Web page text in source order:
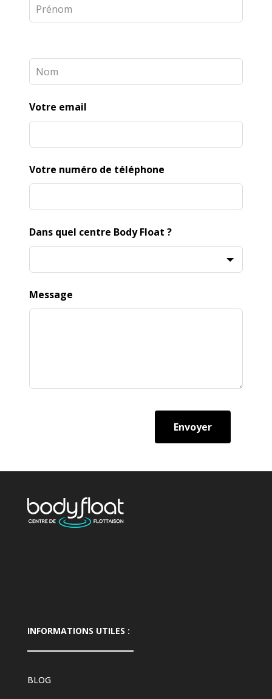
field
blank
Votre email
Votre numéro de téléphone
Dans quel centre Body Float ?
Message
Envoyer
INFORMATIONS UTILES :
BLOG